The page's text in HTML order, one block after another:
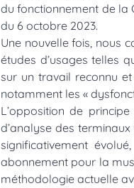
du fonctionnement de la
du 6 octobre 2023.
Une nouvelle fois, nous
études d’usages telles
sur un travail reconnu
notamment les «
L’opposition de
d’analyse des
significativement
abonnement pour la
méthodologie actuelle